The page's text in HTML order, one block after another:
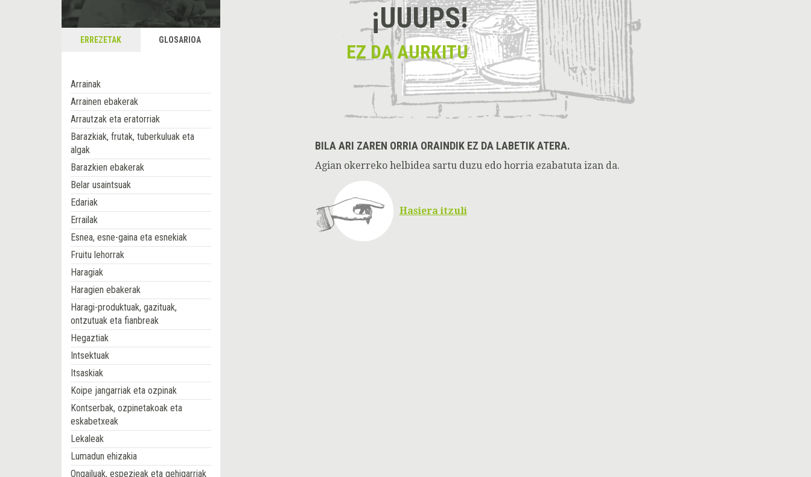
ERREZETAK GLOSARIOA
Arrainak
Arrainen ebakerak
Arrautzak eta eratorriak
Barazkiak, frutak, tuberkuluak eta
algak
Barazkien ebakerak
Belar usaintsuak
Edariak
Errailak
Esnea, esne-gaina eta esnekiak
Fruitu lehorrak
Haragiak
Haragien ebakerak
Haragi-produktuak, gazituak,
ontzutuak eta fianbreak
Hegaztiak
Intsektuak
Itsaskiak
Koipe jangarriak eta ozpinak
Kontserbak, ozpinetakoak eta
eskabetxeak
Lekaleak
Lumadun ehizakia
Ongailuak, espezieak eta gehigarriak
¡UUUPS!
EZ DA AURKITU
BILA ARI ZAREN ORRIA ORAINDIK EZ DA LABETIK ATERA.
Agian okerreko helbidea sartu duzu edo horria ezabatuta izan da.
Hasiera itzuli